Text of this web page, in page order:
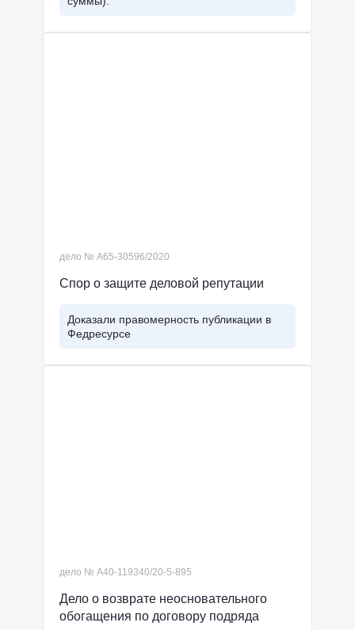
дело № А65-30596/2020
Спор о защите деловой репутации
Доказали правомерность публикации в
Федресурсе
дело № А40-119340/20-5-895
Дело о возврате неосновательного
обогащения по договору подряда